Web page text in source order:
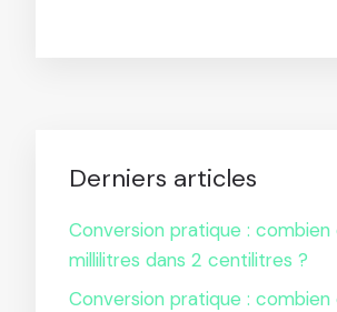
Derniers articles
Conversion pratique : combien
millilitres dans 2 centilitres ?
Conversion pratique : combien